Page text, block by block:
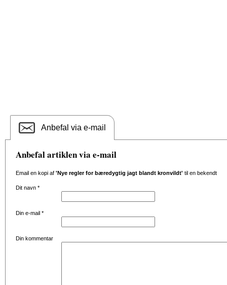
Anbefal via e-mail
Anbefal artiklen via e-mail
Email en kopi af 'Nye regler for bæredygtig jagt blandt kronvildt' til en bekendt
Dit navn *
Din e-mail *
Din kommentar